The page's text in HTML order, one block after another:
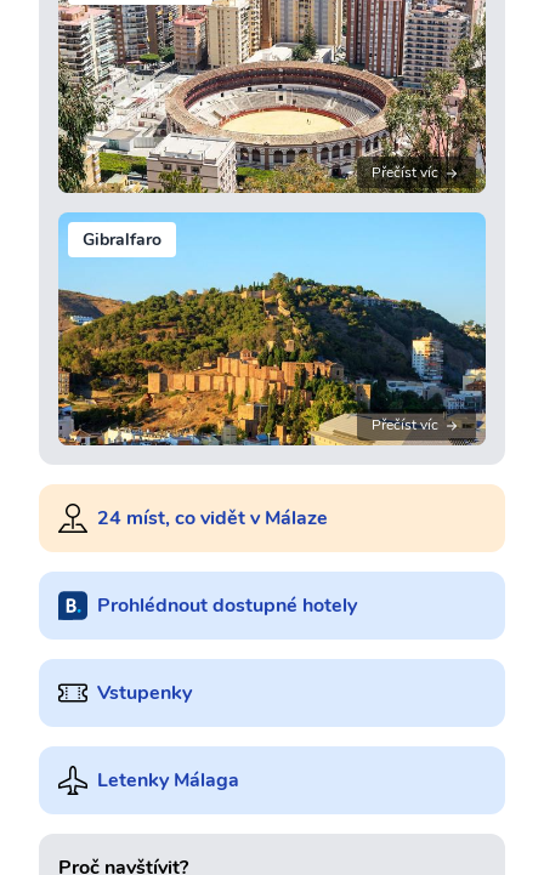
Přečíst víc
Gibralfaro
Přečíst víc
24 míst, co vidět v Málaze
Prohlédnout dostupné hotely
Vstupenky
Letenky Málaga
Proč navštívit?